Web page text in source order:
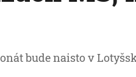
bude naisto v